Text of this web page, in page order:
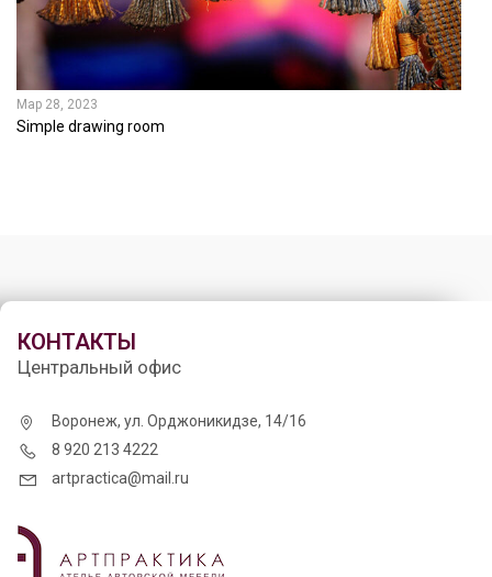
Мар 28, 2023
Simple drawing room
КОНТАКТЫ
Центральный офис
Воронеж, ул. Орджоникидзе, 14/16
8 920 213 4222
artpractica@mail.ru